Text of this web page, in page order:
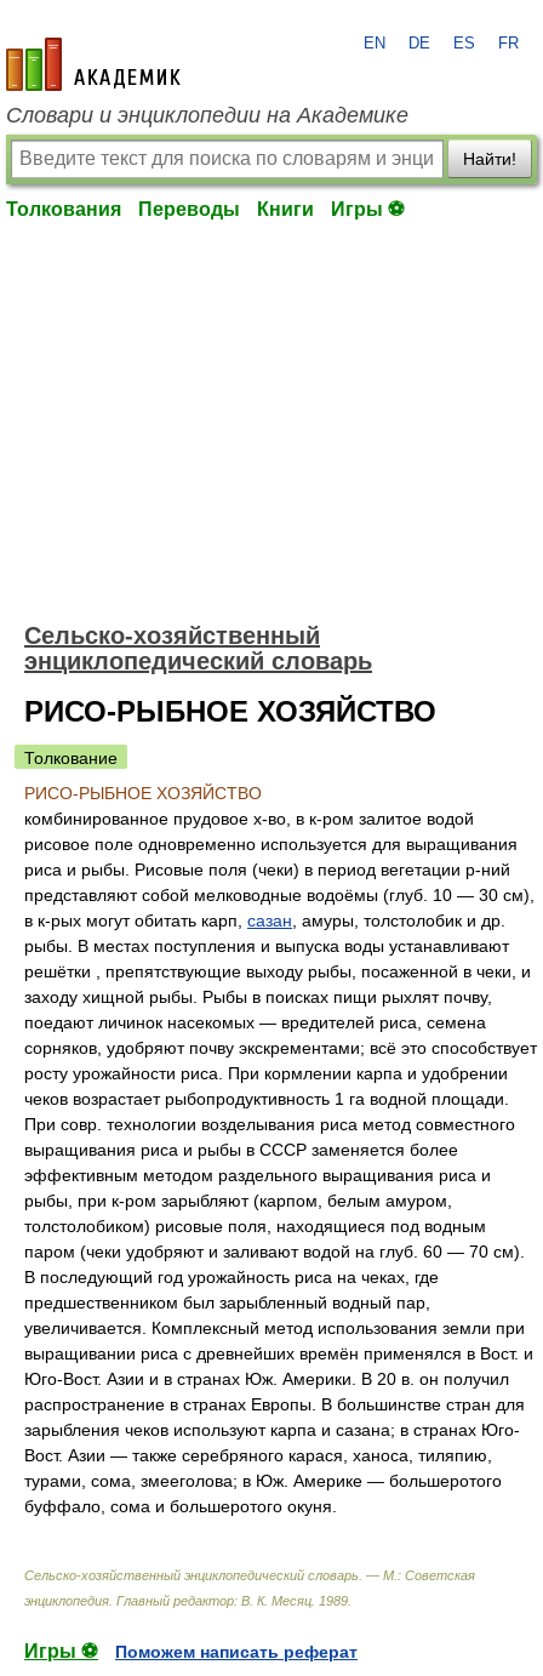
academic.ru
EN DE ES FR
Словари и энциклопедии на Академике
Найти!
Толкования Переводы Книги Игры ⚽
Сельско-хозяйственный
энциклопедический словарь
РИСО-РЫБНОЕ ХОЗЯЙСТВО
Толкование
РИСО-РЫБНОЕ ХОЗЯЙСТВО
комбинированное прудовое х-во, в к-ром залитое водой
рисовое поле одновременно используется для выращивания
риса и рыбы. Рисовые поля (чеки) в период вегетации р-ний
представляют собой мелководные водоёмы (глуб. 10 — 30 см),
в к-рых могут обитать карп, сазан , амуры, толстолобик и др.
рыбы. В местах поступления и выпуска воды устанавливают
решётки , препятствующие выходу рыбы, посаженной в чеки, и
заходу хищной рыбы. Рыбы в поисках пищи рыхлят почву,
поедают личинок насекомых — вредителей риса, семена
сорняков, удобряют почву экскрементами; всё это способствует
росту урожайности риса. При кормлении карпа и удобрении
чеков возрастает рыбопродуктивность 1 га водной площади.
При совр. технологии возделывания риса метод совместного
выращивания риса и рыбы в СССР заменяется более
эффективным методом раздельного выращивания риса и
рыбы, при к-ром зарыбляют (карпом, белым амуром,
толстолобиком) рисовые поля, находящиеся под водным
паром (чеки удобряют и заливают водой на глуб. 60 — 70 см).
В последующий год урожайность риса на чеках, где
предшественником был зарыбленный водный пар,
увеличивается. Комплексный метод использования земли при
выращивании риса с древнейших времён применялся в Вост. и
Юго-Вост. Азии и в странах Юж. Америки. В 20 в. он получил
распространение в странах Европы. В большинстве стран для
зарыбления чеков используют карпа и сазана; в странах Юго-
Вост. Азии — также серебряного карася, ханоса, тиляпию,
турами, сома, змееголова; в Юж. Америке — большеротого
буффало, сома и большеротого окуня.
Сельско-хозяйственный энциклопедический словарь. — М.: Советская
энциклопедия Главный редактор: В. К. Месяц 1989
Игры ⚽
Поможем написать реферат